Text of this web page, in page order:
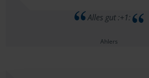
Alles gut :+1:
Ahlers